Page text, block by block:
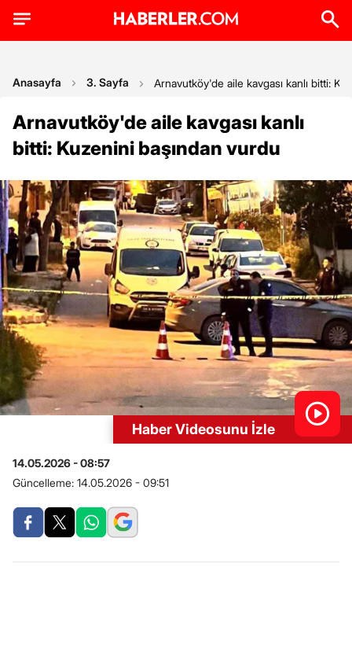
Anasayfa 3. Sayfa Arnavutköy'de aile kavgası kanlı bitti:
Arnavutköy'de aile kavgası kanlı
bitti: Kuzenini başından vurdu
Haber Videosunu İzle
14.05.2026 - 08:57
Güncelleme: 14.05.2026 - 09:51